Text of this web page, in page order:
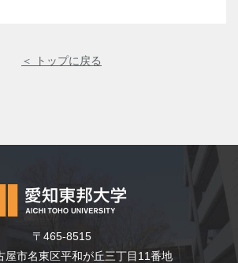
＜ トップに戻る
〒465-8515
屋市名東区平和が丘三丁目11番地